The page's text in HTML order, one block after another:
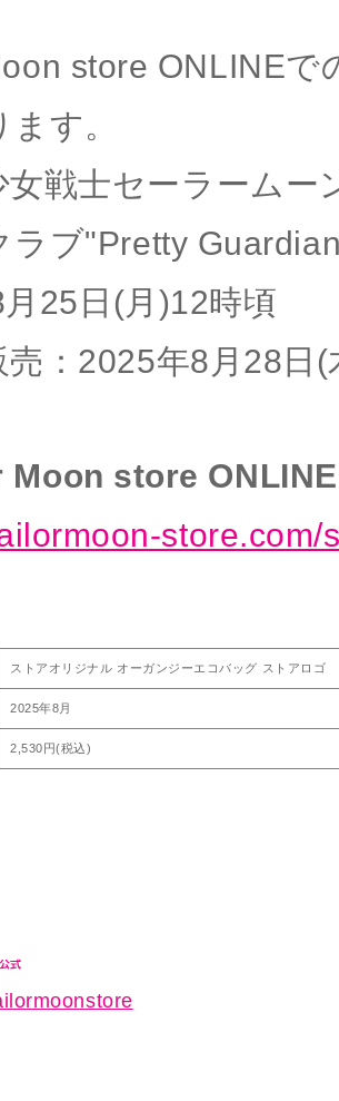
store ONLINEで
す。
女戦士セーラーム
ラブ"Pretty
25日(月)12時頃
売：2025年8月28日
Moon store
store.com/
ストアオリジナル オーガンジーエコバッグ ストアロゴ
2025年8月
2,530円(税込)